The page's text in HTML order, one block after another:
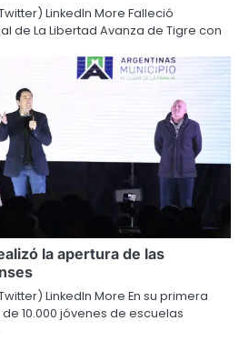
LinkedIn More Falleció
de La Libertad Avanza de Tigre con
la apertura de las
LinkedIn More En su primera
10.000 jóvenes de escuelas